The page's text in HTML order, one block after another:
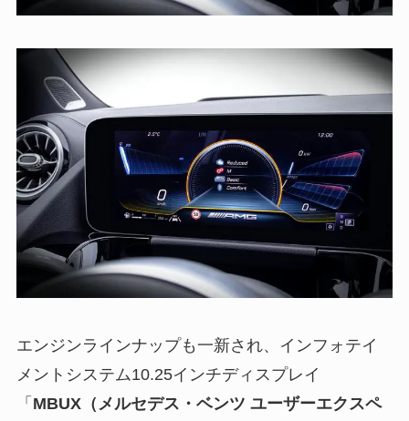
エンジンラインナップも一新され、インフォテイ
メントシステム10.25インチディスプレイ
「 MBUX（メルセデス・ベンツ ユーザーエクスペ